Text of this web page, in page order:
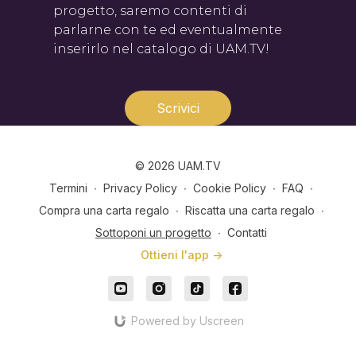
progetto, saremo contenti di
parlarne con te ed eventualmente
inserirlo nel catalogo di UAM.TV!
Scrivici
© 2026 UAM.TV
Termini ∙ Privacy Policy ∙ Cookie Policy ∙ FAQ ∙
Compra una carta regalo ∙ Riscatta una carta regalo ∙
Sottoponi un progetto ∙ Contatti
Ottieni l'app ->
Powered by Uscreen